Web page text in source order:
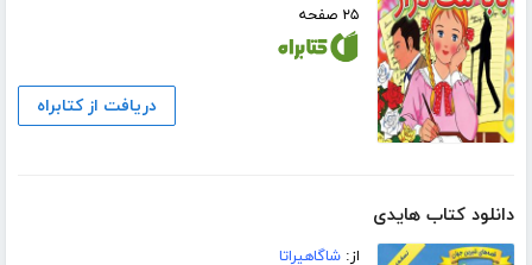
۲۵ صفحه
دریافت از کتابراه
دانلود کتاب هایدی
از:شاگاهیراتا